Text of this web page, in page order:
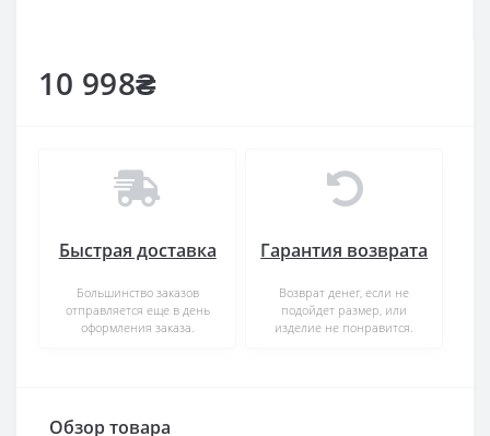
10 998₴
Быстрая доставка
Большинство заказов
отправляется еще в день
оформления заказа.
Гарантия возврата
Возврат денег, если не
подойдет размер, или
изделие не понравится.
Обзор товара